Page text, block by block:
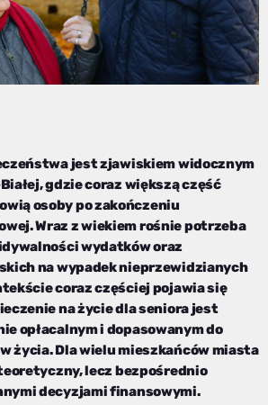
jest zjawiskiem widocznym
gdzie coraz większą część
osoby po zakończeniu
Wraz z wiekiem rośnie potrzeba
wydatków oraz
na wypadek nieprzewidzianych
coraz częściej pojawia się
na życie dla seniora jest
opłacalnym i dopasowanym do
życia. Dla wielu mieszkańców miasta
lecz bezpośrednio
decyzjami finansowymi.